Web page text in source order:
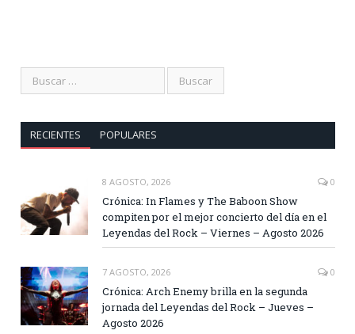
RECIENTES POPULARES
8 AGOSTO, 2026 0
Crónica: In Flames y The Baboon Show
compiten por el mejor concierto del día en el
Leyendas del Rock – Viernes – Agosto 2026
7 AGOSTO, 2026 0
Crónica: Arch Enemy brilla en la segunda
jornada del Leyendas del Rock – Jueves –
Agosto 2026